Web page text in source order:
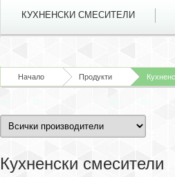
КУХНЕНСКИ СМЕСИТЕЛИ
Начало Продукти
Кухненски смесители